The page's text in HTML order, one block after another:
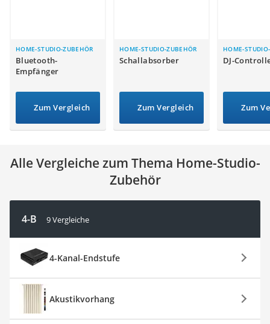
Acer Aspire
Service
HOME-STUDIO-ZUBEHÖR
Bluetooth-
Empfänger
Zum Vergleich
HOME-STUDIO-ZUBEHÖR
Schallabsorber
Zum Vergleich
HOME-
DJ-
Zum
Alle Vergleiche zum Thema Home-Studio-
Zubehör
4-B 9 Vergleiche
4-Kanal-Endstufe
Akustikvorhang